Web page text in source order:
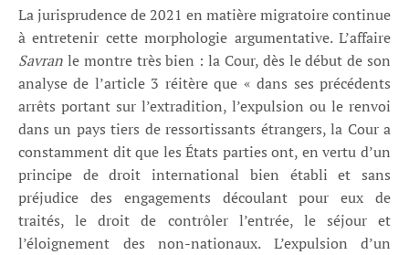
La jurisprudence de 2021 en matière migratoire continue
à entretenir cette morphologie argumentative. L’affaire
Savran le montre très bien : la Cour, dès le début de son
analyse de l’article 3 réitère que « dans ses précédents
arrêts portant sur l’extradition, l’expulsion ou le renvoi
dans un pays tiers de ressortissants étrangers, la Cour a
constamment dit que les États parties ont, en vertu d’un
principe de droit international bien établi et sans
préjudice des engagements découlant pour eux de
traités, le droit de contrôler l’entrée, le séjour et
l’éloignement des non-nationaux. L’expulsion d’un